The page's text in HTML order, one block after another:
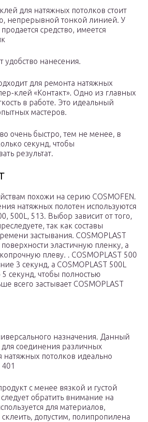
для натяжных потолков стоит
непрерывной тонкой линией. У
средство, имеется
удобство нанесения.
для ремонта натяжных
клей «Контакт». Одно из главных
в работе. Это идеальный
мастеров.
очень быстро, тем не менее, в
секунд, чтобы
результат.
похожи на серию COSMOFEN.
натяжных полотен используются
500L, 513. Выбор зависит от того,
так как составы
застывания. COSMOPLAST
эластичную пленку, а
плеву. . COSMOPLAST 500
3 секунд, а COSMOPLAST 500L
5 секунд, чтобы полностью
всего застывает COSMOPLAST
назначения. Данный
для соединения различных
натяжных потолков идеально
с менее вязкой и густой
обратить внимание на
для материалов,
допустим, полипропилена